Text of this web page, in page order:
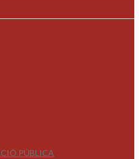
PÚBLICA